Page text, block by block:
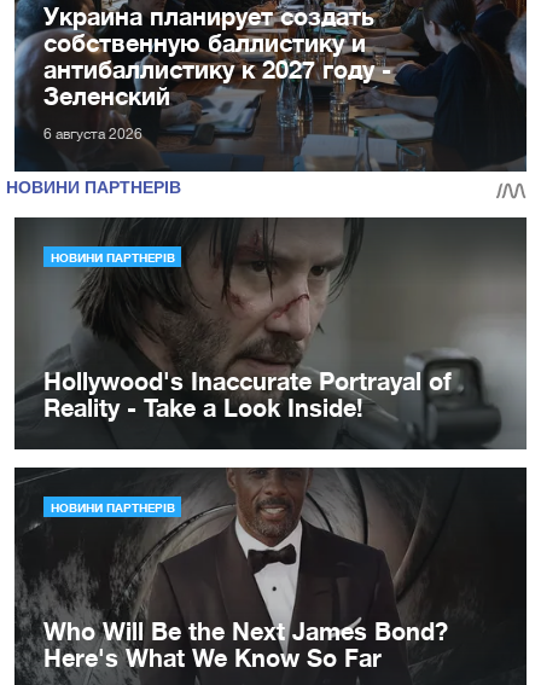
Украина планирует создать
собственную баллистику и
антибаллистику к 2027 году -
Зеленский
6 августа 2026